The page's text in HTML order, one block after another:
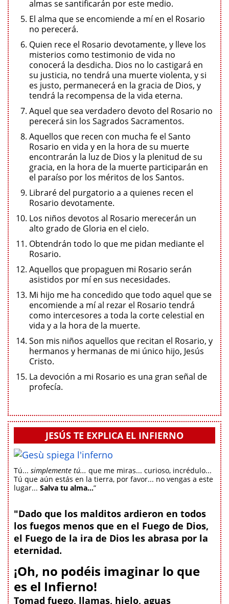
almas se santificarán por este medio.
El alma que se encomiende a mí en el Rosario
no perecerá.
Quien rece el Rosario devotamente, y lleve los
misterios como testimonio de vida no
conocerá la desdicha. Dios no lo castigará en
su justicia, no tendrá una muerte violenta, y si
es justo, permanecerá en la gracia de Dios, y
tendrá la recompensa de la vida eterna.
Aquel que sea verdadero devoto del Rosario no
perecerá sin los Sagrados Sacramentos.
Aquellos que recen con mucha fe el Santo
Rosario en vida y en la hora de su muerte
encontrarán la luz de Dios y la plenitud de su
gracia, en la hora de la muerte participarán en
el paraíso por los méritos de los Santos.
Libraré del purgatorio a a quienes recen el
Rosario devotamente.
Los niños devotos al Rosario merecerán un
alto grado de Gloria en el cielo.
Obtendrán todo lo que me pidan mediante el
Rosario.
Aquellos que propaguen mi Rosario serán
asistidos por mí en sus necesidades.
Mi hijo me ha concedido que todo aquel que se
encomiende a mí al rezar el Rosario tendrá
como intercesores a toda la corte celestial en
vida y a la hora de la muerte.
Son mis niños aquellos que recitan el Rosario, y
hermanos y hermanas de mi único hijo, Jesús
Cristo.
La devoción a mi Rosario es una gran señal de
profecía.
JESÚS TE EXPLICA EL INFIERNO
Tú... simplemente tú... que me miras... curioso, incrédulo...
Tú que aún estás en la tierra, por favor... no vengas a este
lugar... Salva tu alma...”
"Dado que los malditos ardieron en todos
los fuegos menos que en el Fuego de Dios,
el Fuego de la ira de Dios les abrasa por la
eternidad.
¡Oh, no podéis imaginar lo que
es el Infierno!
Tomad fuego, llamas, hielo, aguas